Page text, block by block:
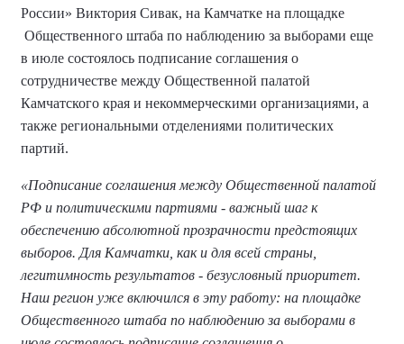
России» Виктория Сивак, на Камчатке на площадке
Общественного штаба по наблюдению за выборами еще
в июле состоялось подписание соглашения о
сотрудничестве между Общественной палатой
Камчатского края и некоммерческими организациями, а
также региональными отделениями политических
партий.
«Подписание соглашения между Общественной палатой
РФ и политическими партиями - важный шаг к
обеспечению абсолютной прозрачности предстоящих
выборов. Для Камчатки, как и для всей страны,
легитимность результатов - безусловный приоритет.
Наш регион уже включился в эту работу: на площадке
Общественного штаба по наблюдению за выборами в